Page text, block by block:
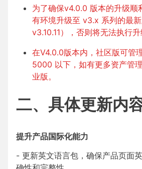
为了确保v4.0.0 版本的升级顺
有环境升级至 v3.x 系列的最
v3.10.11），否则将无法执行升
在V4.0.0版本内，社区版可管
5000 以下，如有更多资产管
业版 。
二、具体更新内
提升产品国际化能力
- 更新英文语言包，确保产品页面